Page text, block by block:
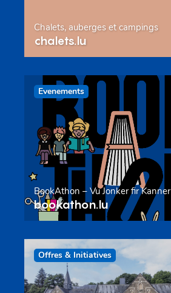
Chalets, auberges et campings
chalets.lu
Evenements
BookAthon – Vu Jonker fir Kanner
bookathon.lu
Offres & Initiatives